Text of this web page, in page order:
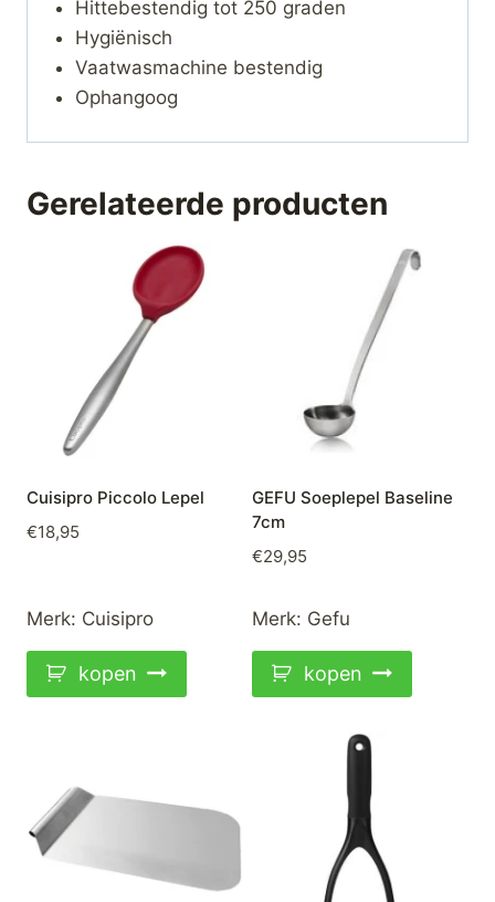
Hittebestendig tot 250 graden
Hygiënisch
Vaatwasmachine bestendig
Ophangoog
Gerelateerde producten
Cuisipro Piccolo Lepel
€18,95
Merk: Cuisipro
kopen
GEFU Soeplepel Baseline
7cm
€29,95
Merk: Gefu
kopen